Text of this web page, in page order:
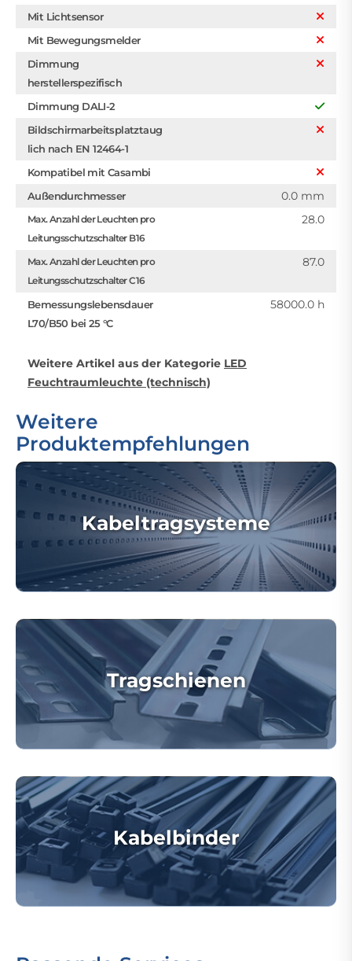
Mit Lichtsensor
Mit Bewegungsmelder
Dimmung
herstellerspezifisch
Dimmung DALI-2
Bildschirmarbeitsplatztaug
lich nach EN 12464-1
Kompatibel mit Casambi
Außendurchmesser
0.0 mm
Max. Anzahl der Leuchten pro
Leitungsschutzschalter B16
28.0
Max. Anzahl der Leuchten pro
Leitungsschutzschalter C16
87.0
Bemessungslebensdauer
L70/B50 bei 25 °C
58000.0 h
Weitere Artikel aus der Kategorie LED
Feuchtraumleuchte (technisch)
Weitere
Produktempfehlungen
Kabeltragsysteme
Tragschienen
Kabelbinder